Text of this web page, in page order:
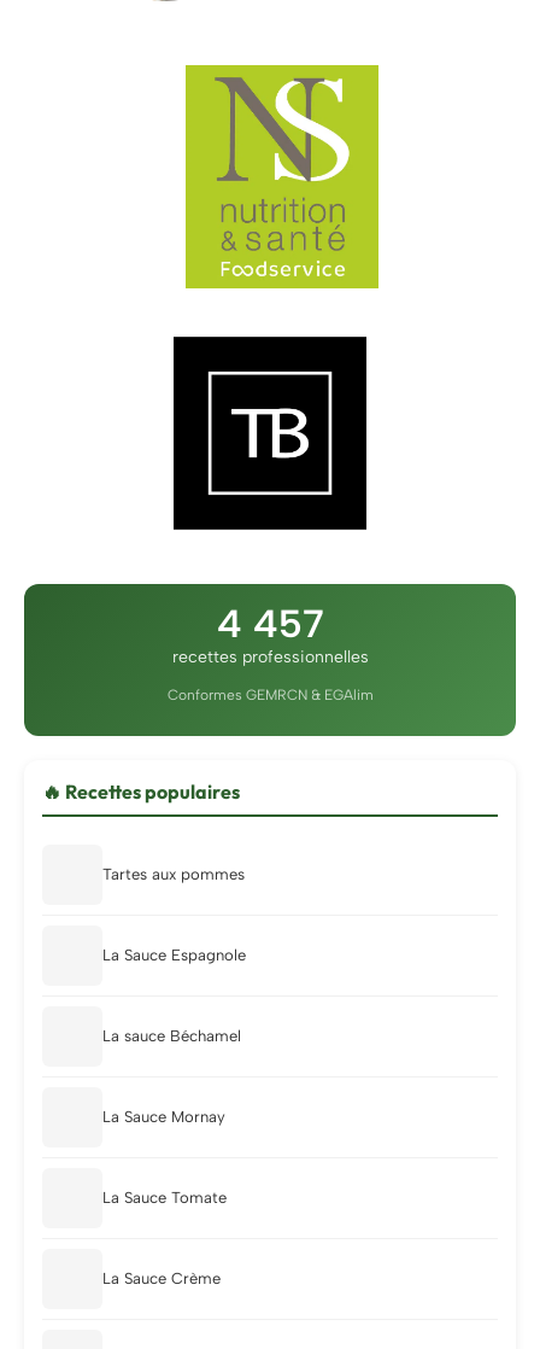
4 457
recettes professionnelles
Conformes GEMRCN & EGAlim
🔥 Recettes populaires
Tartes aux pommes
La Sauce Espagnole
La sauce Béchamel
La Sauce Mornay
La Sauce Tomate
La Sauce Crème